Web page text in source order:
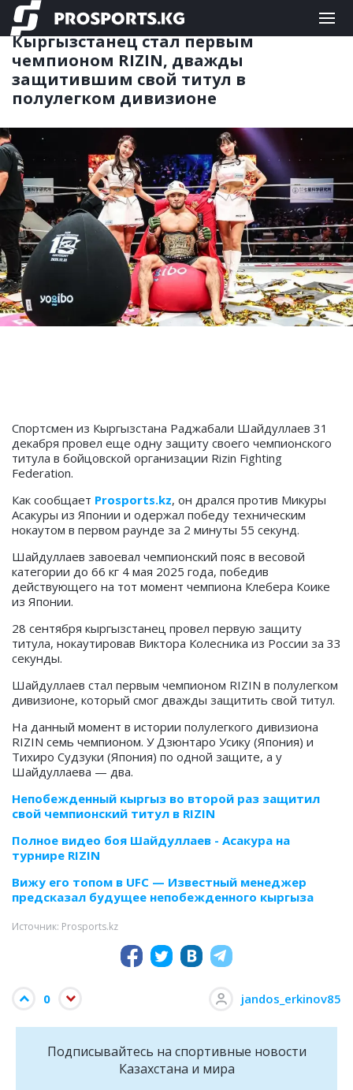
ЕДИНОБОРСТВА 12.01.2026 15:40
Кыргызстанец стал первым
чемпионом RIZIN, дважды
защитившим свой титул в
полулегком дивизионе
Спортсмен из Кыргызстана Раджабали Шайдуллаев 31
декабря провел еще одну защиту своего чемпионского
титула в бойцовской организации Rizin Fighting
Federation.
Как сообщает Prosports.kz, он дрался против Микуры
Асакуры из Японии и одержал победу техническим
нокаутом в первом раунде за 2 минуты 55 секунд.
Шайдуллаев завоевал чемпионский пояс в весовой
категории до 66 кг 4 мая 2025 года, победив
действующего на тот момент чемпиона Клебера Коике
из Японии.
28 сентября кыргызстанец провел первую защиту
титула, нокаутировав Виктора Колесника из России за 33
секунды.
Шайдуллаев стал первым чемпионом RIZIN в полулегком
дивизионе, который смог дважды защитить свой титул.
На данный момент в истории полулегкого дивизиона
RIZIN семь чемпионом. У Дзюнтаро Усику (Япония) и
Тихиро Судзуки (Япония) по одной защите, а у
Шайдуллаева — два.
Непобежденный кыргыз во второй раз защитил
свой чемпионский титул в RIZIN
Полное видео боя Шайдуллаев - Асакура на
турнире RIZIN
Вижу его топом в UFC — Известный менеджер
предсказал будущее непобежденного кыргыза
Источник: Prosports.kz
0 jandos_erkinov85
Подписывайтесь на cпортивные новости
Казахстана и мира